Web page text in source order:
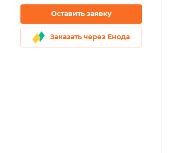
Оставить заявку
Заказать через Енода